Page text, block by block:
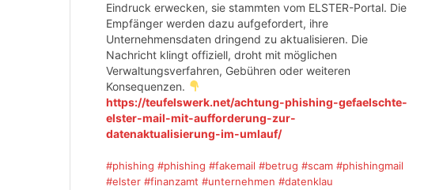
Eindruck erwecken, sie stammten vom ELSTER-Portal. Die
Empfänger werden dazu aufgefordert, ihre
Unternehmensdaten dringend zu aktualisieren. Die
Nachricht klingt offiziell, droht mit möglichen
Verwaltungsverfahren, Gebühren oder weiteren
Konsequenzen.
https://teufelswerk.net/achtung-phishing-gefaelschte-
elster-mail-mit-aufforderung-zur-
datenaktualisierung-im-umlauf/
#phishing #phishing #fakemail #betrug #scam #phishingmail
#elster #finanzamt #unternehmen #datenklau